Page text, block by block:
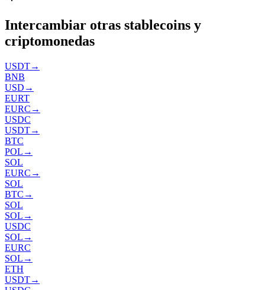
Intercambiar otras stablecoins y
criptomonedas
USDT→
BNB
USD →
EURT
EURC →
USDC
USDT→
BTC
POL →
SOL
EURC →
SOL
BTC →
SOL
SOL →
USDC
SOL →
EURC
SOL →
ETH
USDT→